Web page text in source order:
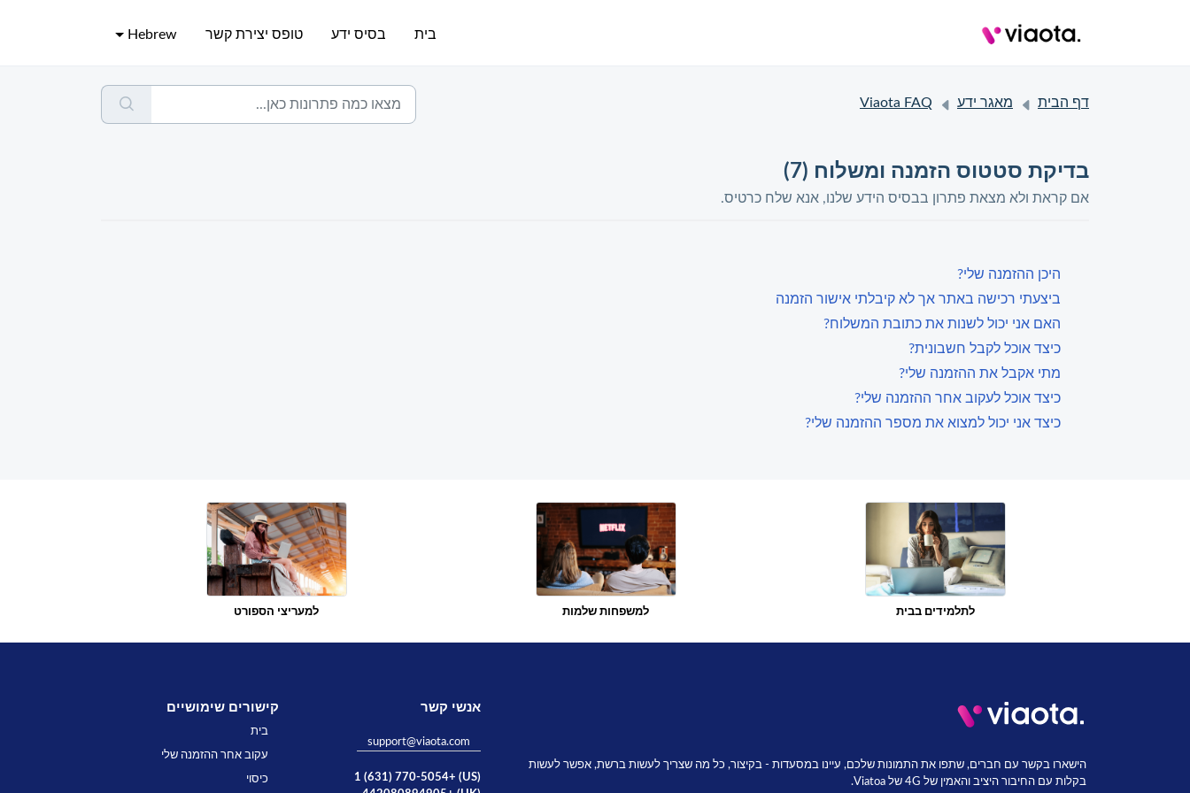
בית בסיס ידע טופס יצירת קשר Hebrew
דף הבית מאגר ידע Viaota FAQ
בדיקת סטטוס הזמנה ומשלוח (7)
אם קראת ולא מצאת פתרון בבסיס הידע שלנו, אנא שלח כרטיס.
היכן ההזמנה שלי?
ביצעתי רכישה באתר אך לא קיבלתי אישור הזמנה
האם אני יכול לשנות את כתובת המשלוח?
כיצד אוכל לקבל חשבונית?
מתי אקבל את ההזמנה שלי?
כיצד אוכל לעקוב אחר ההזמנה שלי?
כיצד אני יכול למצוא את מספר ההזמנה שלי?
לתלמידים בבית למשפחות שלמות למעריצי הספורט
הישארו בקשר עם חברים, שתפו את התמונות שלכם, עיינו במסעדות - בקיצור, כל מה שצריך לעשות ברשת, אפשר לעשות
בקלות עם החיבור היציב והאמין של 4G של Viatoa.
אנשי קשר
support@viaota.com
(US) +1 (631) 770-5054
קישורים שימושיים
בית
עקוב אחר ההזמנה שלי
כיסוי